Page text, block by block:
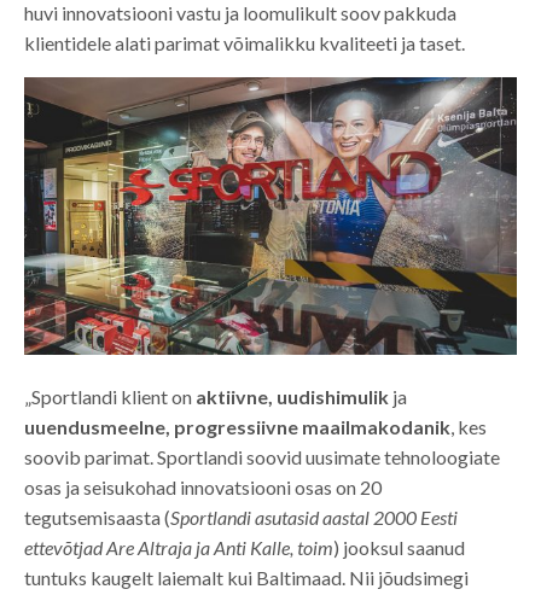
huvi innovatsiooni vastu ja loomulikult soov pakkuda
klientidele alati parimat võimalikku kvaliteeti ja taset.
„Sportlandi klient on aktiivne, uudishimulik ja
uuendusmeelne, progressiivne maailmakodanik, kes
soovib parimat. Sportlandi soovid uusimate tehnoloogiate
osas ja seisukohad innovatsiooni osas on 20
tegutsemisaasta (Sportlandi asutasid aastal 2000 Eesti
ettevõtjad Are Altraja ja Anti Kalle, toim) jooksul saanud
tuntuks kaugelt laiemalt kui Baltimaad. Nii jõudsimegi